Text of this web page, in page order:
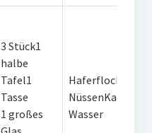
3 Stück1
halbe
Tafel1
Tasse
1 großes
NüssenKaffee
Wasser